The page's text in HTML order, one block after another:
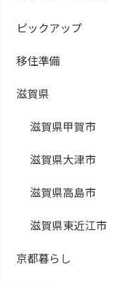
ピックアップ
移住準備
滋賀県
滋賀県甲賀市
滋賀県大津市
滋賀県高島市
滋賀県東近江市
京都暮らし